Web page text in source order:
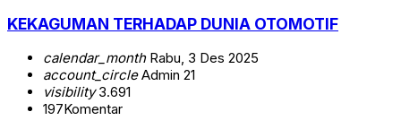
KEKAGUMAN TERHADAP DUNIA OTOMOTIF
calendar_monthRabu, 3 Des 2025
account_circleAdmin 21
visibility3.691
197Komentar